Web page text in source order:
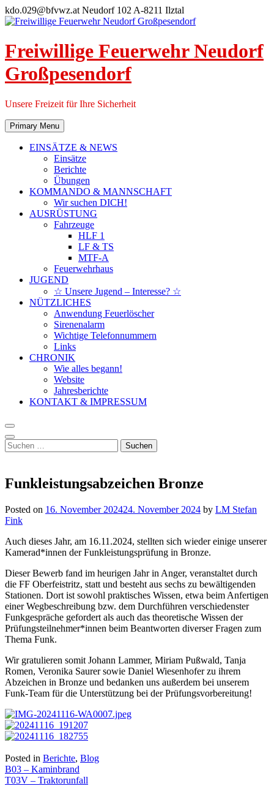
Skip
to
kdo.029@bfvwz.at Neudorf 102 A-8211 Ilztal
Freiwillige Feuerwehr Neudorf
Großpesendorf
Unsere Freizeit für Ihre Sicherheit
Primary Menu
EINSÄTZE & NEWS
Einsätze
Berichte
Übungen
KOMMANDO & MANNSCHAFT
Wir suchen DICH!
AUSRÜSTUNG
Fahrzeuge
HLF 1
LF & TS
MTF-A
Feuerwehrhaus
JUGEND
☆ Unsere Jugend – Interesse? ☆
NÜTZLICHES
Anwendung Feuerlöscher
Sirenenalarm
Wichtige Telefonnummern
Links
CHRONIK
Wie alles begann!
Website
Jahresberichte
KONTAKT & IMPRESSUM
Suchen
nach:
Funkleistungsabzeichen Bronze
Posted on 16. November 202424. November 2024 by LM Stefan
Fink
Auch dieses Jahr, am 16.11.2024, stellten sich wieder einige unserer
Kamerad*innen der Funkleistungsprüfung in Bronze.
Dieser Bewerb fand im heurigen Jahr in Anger, veranstaltet durch
die FF Oberfeistritz, statt und besteht aus sechs zu bewältigenden
Stationen. Dort ist sowohl praktisches Wissen, etwa beim Anfertigen
einer Wegbeschreibung bzw. dem Durchführen verschiedenster
Funkgespräche gefordert als auch das theoretische Wissen der
Prüfungsteilnehmer*innen beim Beantworten diverser Fragen zum
Thema Funk.
Wir gratulieren somit Johann Lammer, Miriam Pußwald, Tanja
Romen, Veronika Saurer sowie Daniel Wiesenhofer zu ihrem
Abzeichen in Bronze und bedanken uns außerdem bei unserem
Funk-Team für die Unterstützung bei der Prüfungsvorbereitung!
Posted in Berichte, Blog
Beitragsnavigation
B03 – Kaminbrand
T03V – Traktorunfall